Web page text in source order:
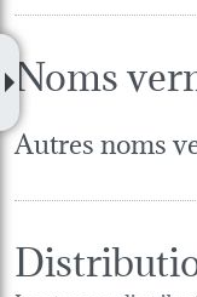
Noms
Autres noms